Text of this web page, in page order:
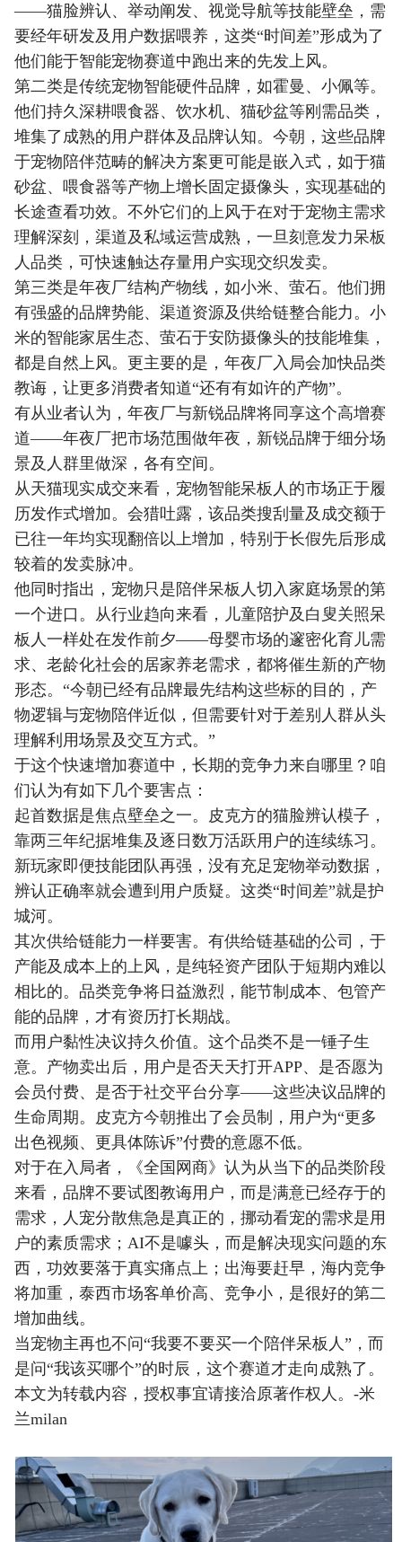
——猫脸辨认、举动阐发、视觉导航等技能壁垒，需
要经年研发及用户数据喂养，这类“时间差”形成为了
他们能于智能宠物赛道中跑出来的先发上风。
第二类是传统宠物智能硬件品牌，如霍曼、小佩等。
他们持久深耕喂食器、饮水机、猫砂盆等刚需品类，
堆集了成熟的用户群体及品牌认知。今朝，这些品牌
于宠物陪伴范畴的解决方案更可能是嵌入式，如于猫
砂盆、喂食器等产物上增长固定摄像头，实现基础的
长途查看功效。不外它们的上风于在对于宠物主需求
理解深刻，渠道及私域运营成熟，一旦刻意发力呆板
人品类，可快速触达存量用户实现交织发卖。
第三类是年夜厂结构产物线，如小米、萤石。他们拥
有强盛的品牌势能、渠道资源及供给链整合能力。小
米的智能家居生态、萤石于安防摄像头的技能堆集，
都是自然上风。更主要的是，年夜厂入局会加快品类
教诲，让更多消费者知道“还有有如许的产物”。
有从业者认为，年夜厂与新锐品牌将同享这个高增赛
道——年夜厂把市场范围做年夜，新锐品牌于细分场
景及人群里做深，各有空间。
从天猫现实成交来看，宠物智能呆板人的市场正于履
历发作式增加。会猎吐露，该品类搜刮量及成交额于
已往一年均实现翻倍以上增加，特别于长假先后形成
较着的发卖脉冲。
他同时指出，宠物只是陪伴呆板人切入家庭场景的第
一个进口。从行业趋向来看，儿童陪护及白叟关照呆
板人一样处在发作前夕——母婴市场的邃密化育儿需
求、老龄化社会的居家养老需求，都将催生新的产物
形态。“今朝已经有品牌最先结构这些标的目的，产
物逻辑与宠物陪伴近似，但需要针对于差别人群从头
理解利用场景及交互方式。”
于这个快速增加赛道中，长期的竞争力来自哪里？咱
们认为有如下几个要害点：
起首数据是焦点壁垒之一。皮克方的猫脸辨认模子，
靠两三年纪据堆集及逐日数万活跃用户的连续练习。
新玩家即便技能团队再强，没有充足宠物举动数据，
辨认正确率就会遭到用户质疑。这类“时间差”就是护
城河。
其次供给链能力一样要害。有供给链基础的公司，于
产能及成本上的上风，是纯轻资产团队于短期内难以
相比的。品类竞争将日益激烈，能节制成本、包管产
能的品牌，才有资历打长期战。
而用户黏性决议持久价值。这个品类不是一锤子生
意。产物卖出后，用户是否天天打开APP、是否愿为
会员付费、是否于社交平台分享——这些决议品牌的
生命周期。皮克方今朝推出了会员制，用户为“更多
出色视频、更具体陈诉”付费的意愿不低。
对于在入局者，《全国网商》认为从当下的品类阶段
来看，品牌不要试图教诲用户，而是满意已经存于的
需求，人宠分散焦急是真正的，挪动看宠的需求是用
户的素质需求；AI不是噱头，而是解决现实问题的东
西，功效要落于真实痛点上；出海要赶早，海内竞争
将加重，泰西市场客单价高、竞争小，是很好的第二
增加曲线。
当宠物主再也不问“我要不要买一个陪伴呆板人”，而
是问“我该买哪个”的时辰，这个赛道才走向成熟了。
本文为转载内容，授权事宜请接洽原著作权人。-米
兰milan